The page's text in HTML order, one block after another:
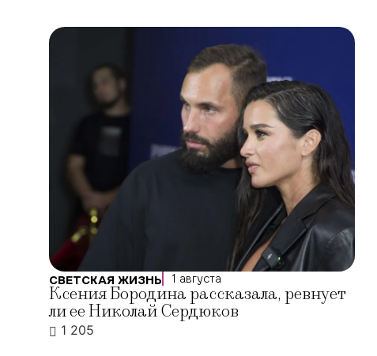
СВЕТСКАЯ ЖИЗНЬ 1 августа
Ксения Бородина рассказала, ревнует
ли ее Николай Сердюков
1 205